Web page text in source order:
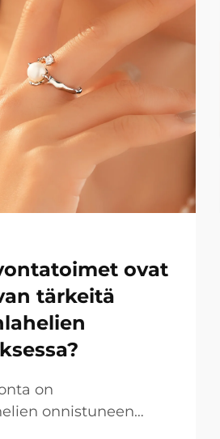
ovat
tärkeitä
on
onnistuneen